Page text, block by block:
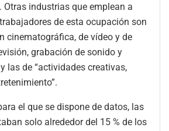
Otras industrias que emplean a
de esta ocupación son
cinematográfica, de vídeo y de
grabación de sonido y
las de “actividades creativas,
el que se dispone de datos, las
solo alrededor del 15 % de los